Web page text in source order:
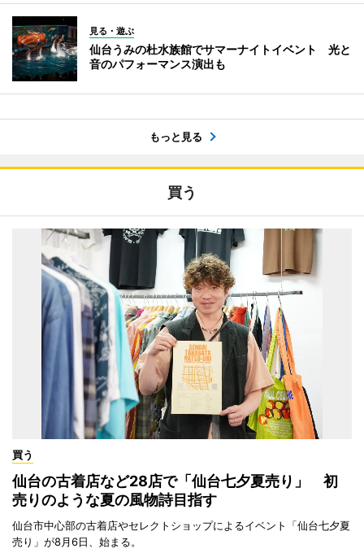
見る・遊ぶ
仙台うみの杜水族館でサマーナイトイベント 光と
音のパフォーマンス演出も
もっと見る
買う
買う
仙台の古着店など28店で「仙台七夕夏売り」 初
売りのような夏の風物詩目指す
仙台市中心部の古着店やセレクトショップによるイベント「仙台七夕夏
売り」が8月6日、始まる。